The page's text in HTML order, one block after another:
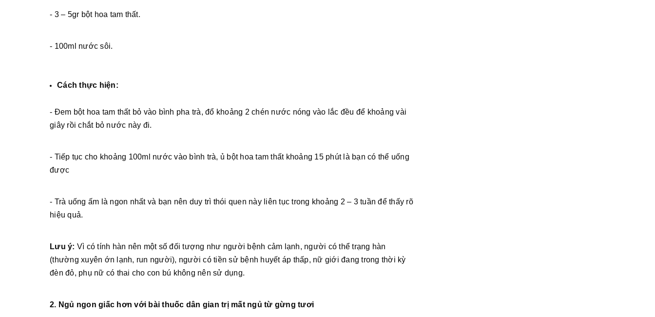
- 3 – 5gr bột hoa tam thất.
- 100ml nước sôi.
Cách thực hiện:
- Đem bột hoa tam thất bỏ vào bình pha trà, đổ khoảng 2 chén nước nóng vào lắc đều để khoảng vài
giây rồi chắt bỏ nước này đi.
- Tiếp tục cho khoảng 100ml nước vào bình trà, ủ bột hoa tam thất khoảng 15 phút là bạn có thể uống
được
- Trà uống ấm là ngon nhất và bạn nên duy trì thói quen này liên tục trong khoảng 2 – 3 tuần để thấy rõ
hiệu quả.
Lưu ý: Vì có tính hàn nên một số đối tượng như người bệnh cảm lạnh, người có thể trạng hàn
(thường xuyên ớn lạnh, run người), người có tiền sử bệnh huyết áp thấp, nữ giới đang trong thời kỳ
đèn đỏ, phụ nữ có thai cho con bú không nên sử dụng.
2. Ngủ ngon giấc hơn với bài thuốc dân gian trị mất ngủ từ gừng tươi